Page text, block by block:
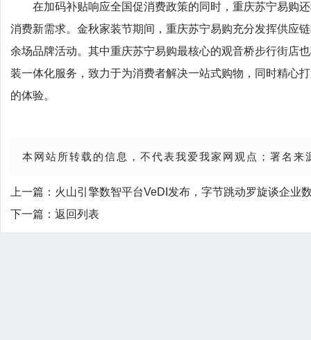
在加码补贴响应全国促消费政策的同时，重庆苏宁易购
消费新需求。金秋家装节期间，重庆苏宁易购充分发挥供应
余场品牌活动。其中重庆苏宁易购最核心的观音桥步行街店
装一体化服务，致力于为消费者解决一站式购物，同时精心
的体验。
本网站所转载的信息，不代表我爱我家网观点；署名来
上一篇： 火山引擎数智平台VeDI发布，字节跳动罗旋谈企业
下一篇： 返回列表